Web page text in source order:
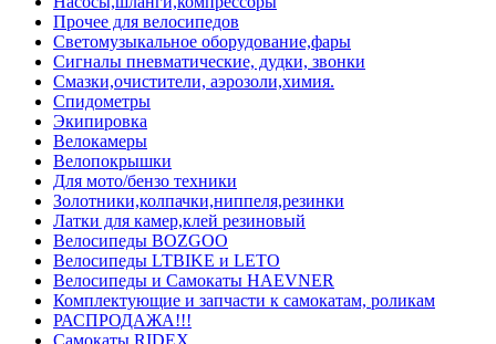
Прочее для велосипедов
Светомузыкальное оборудование,фары
Сигналы пневматические, дудки, звонки
Смазки,очистители, аэрозоли,химия.
Спидометры
Экипировка
Велокамеры
Велопокрышки
Для мото/бензо техники
Золотники,колпачки,ниппеля,резинки
Латки для камер,клей резиновый
Велосипеды BOZGOO
Велосипеды LTBIKE и LETO
Велосипеды и Самокаты HAEVNER
Комплектующие и запчасти к самокатам, роликам
РАСПРОДАЖА!!!
Самокаты RIDEX.